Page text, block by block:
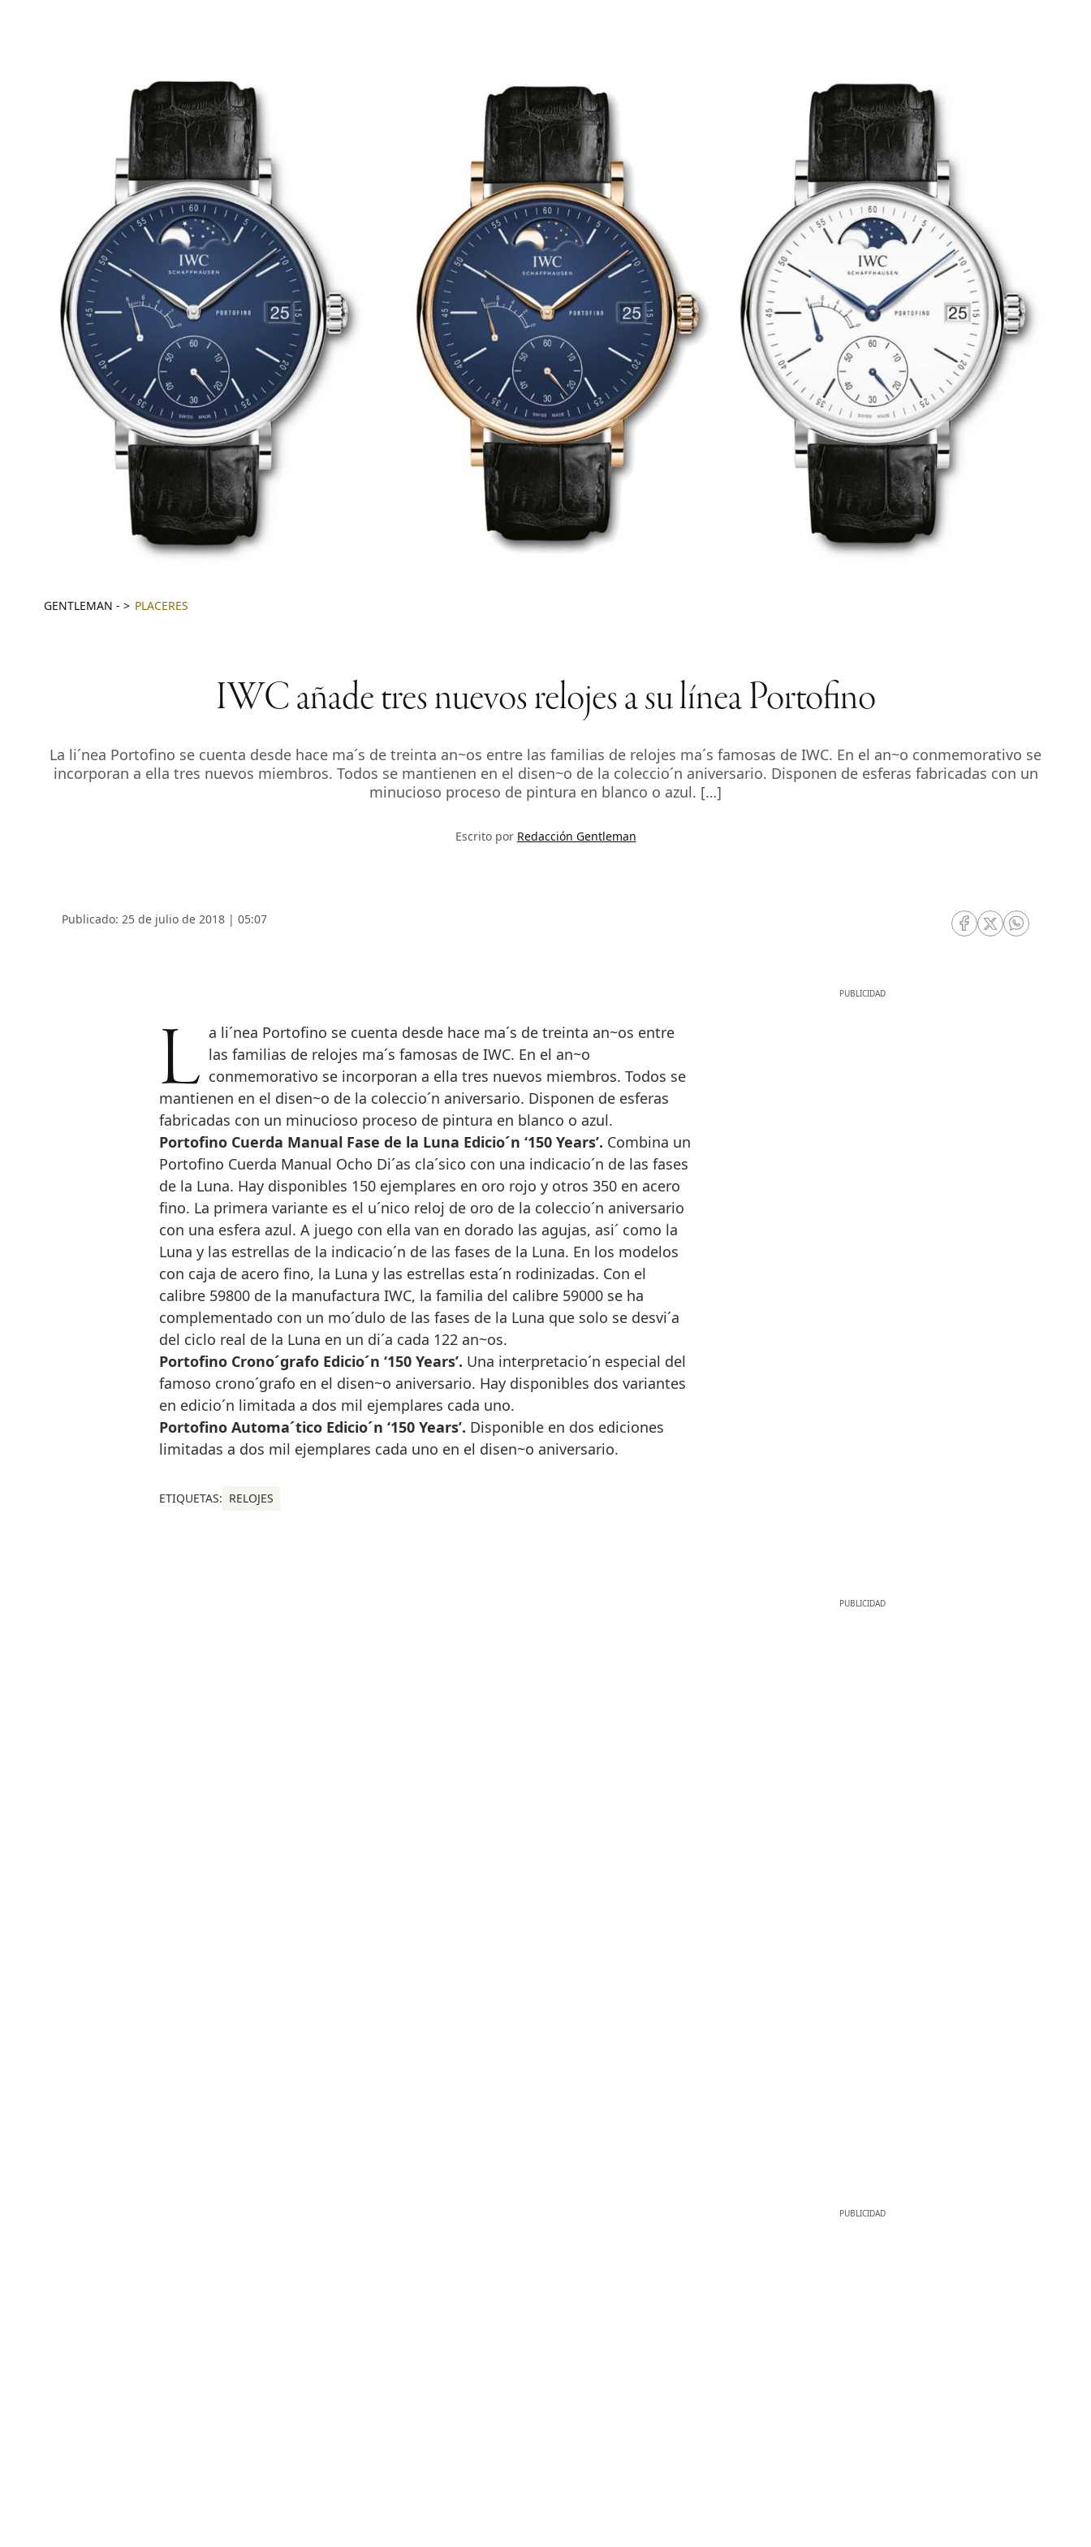
GENTLEMAN - PLACERES
IWC añade tres nuevos relojes a su línea Portofino
La li´nea Portofino se cuenta desde hace ma´s de treinta an~os entre las familias de relojes ma´s famosas de IWC. En el an~o conmemorativo se
incorporan a ella tres nuevos miembros. Todos se mantienen en el disen~o de la coleccio´n aniversario. Disponen de esferas fabricadas con un
minucioso proceso de pintura en blanco o azul. […]
Escrito por Redacción Gentleman
Publicado: 25 de julio de 2018 | 05:07
RRSS Facebook
RRSS Twitter
RRSS
La li´nea Portofino se cuenta desde hace ma´s de treinta an~os entre las familias de relojes ma´s famosas de IWC. En el an~o
conmemorativo se incorporan a ella tres nuevos miembros. Todos se
mantienen en el disen~o de la coleccio´n aniversario. Disponen de esferas
fabricadas con un minucioso proceso de pintura en blanco o azul.
Portofino Cuerda Manual Fase de la Luna Edicio´n ‘150 Years’. Combina un
Portofino Cuerda Manual Ocho Di´as cla´sico con una indicacio´n de las fases
de la Luna. Hay disponibles 150 ejemplares en oro rojo y otros 350 en acero
fino. La primera variante es el u´nico reloj de oro de la coleccio´n aniversario
con una esfera azul. A juego con ella van en dorado las agujas, asi´ como la
Luna y las estrellas de la indicacio´n de las fases de la Luna. En los modelos
con caja de acero fino, la Luna y las estrellas esta´n rodinizadas. Con el
calibre 59800 de la manufactura IWC, la familia del calibre 59000 se ha
complementado con un mo´dulo de las fases de la Luna que solo se desvi´a
del ciclo real de la Luna en un di´a cada 122 an~os.
Portofino Crono´grafo Edicio´n ‘150 Years’. Una interpretacio´n especial del
famoso crono´grafo en el disen~o aniversario. Hay disponibles dos variantes
en edicio´n limitada a dos mil ejemplares cada uno.
Portofino Automa´tico Edicio´n ‘150 Years’. Disponible en dos ediciones
limitadas a dos mil ejemplares cada uno en el disen~o aniversario.
ETIQUETAS: RELOJES